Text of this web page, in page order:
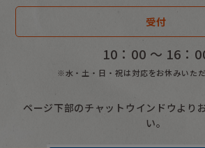
受付
10：00 〜 16：
※水・土・日・祝は対応をお休みいただ
ページ下部のチャットウインドウより
い。